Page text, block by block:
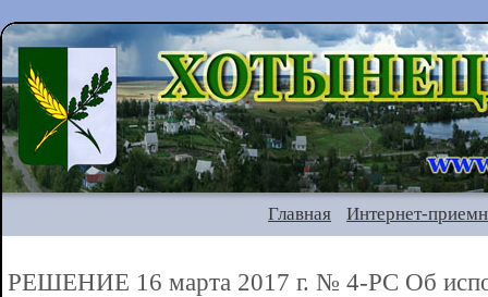
Главная Интернет-
РЕШЕНИЕ 16 марта 2017 г. № 4-РС Об